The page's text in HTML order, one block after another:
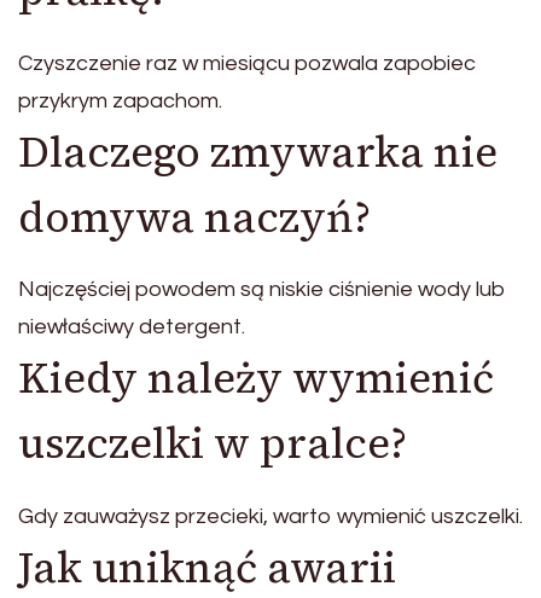
Czyszczenie raz w miesiącu pozwala zapobiec
przykrym zapachom.
Dlaczego zmywarka nie
domywa naczyń?
Najczęściej powodem są niskie ciśnienie wody lub
niewłaściwy detergent.
Kiedy należy wymienić
uszczelki w pralce?
Gdy zauważysz przecieki, warto wymienić uszczelki.
Jak uniknąć awarii